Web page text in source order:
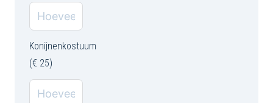
Konijnenkostuum
(€ 25)